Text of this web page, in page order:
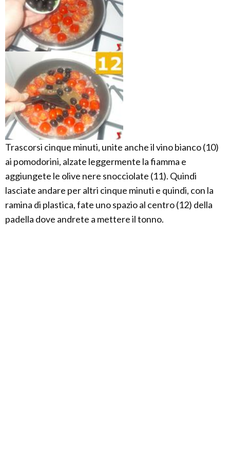
Trascorsi cinque minuti, unite anche il vino bianco (10)
ai pomodorini, alzate leggermente la fiamma e
aggiungete le olive nere snocciolate (11). Quindi
lasciate andare per altri cinque minuti e quindi, con la
ramina di plastica, fate uno spazio al centro (12) della
padella dove andrete a mettere il tonno.